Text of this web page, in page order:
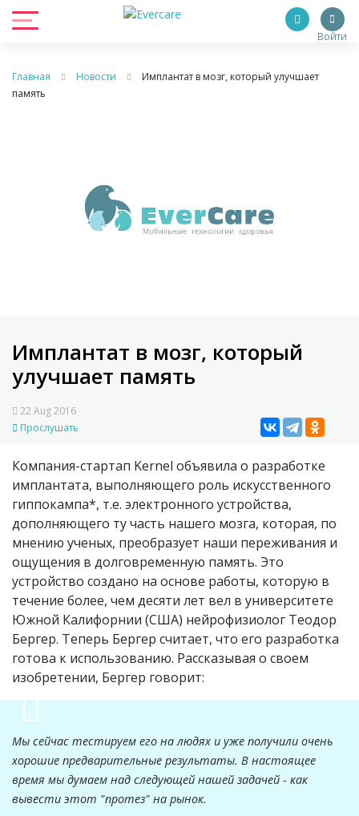
Войти
Главная Новости
Имплантат в мозг, который улучшает
память
Имплантат в мозг, который
улучшает память
22 Aug 2016
Прослушать
Компания-стартап Kernel объявила о разработке
имплантата, выполняющего роль искусственного
гиппокампа*, т.е. электронного устройства,
дополняющего ту часть нашего мозга, которая, по
мнению ученых, преобразует наши переживания и
ощущения в долговременную память. Это
устройство создано на основе работы, которую в
течение более, чем десяти лет вел в университете
Южной Калифорнии (США) нейрофизиолог Теодор
Бергер. Теперь Бергер считает, что его разработка
готова к использованию. Рассказывая о своем
изобретении, Бергер говорит:
Мы сейчас тестируем его на людях и уже получили очень
хорошие предварительные результаты. В настоящее
время мы думаем над следующей нашей задачей - как
вывести этот "протез" на рынок.